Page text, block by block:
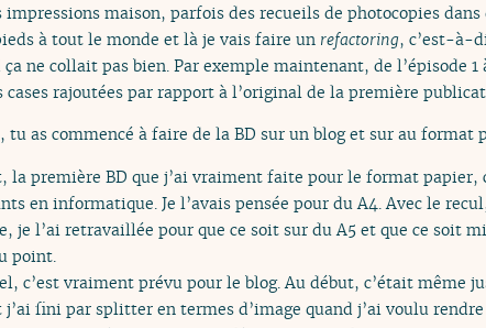
maison, parfois des recueils de photocopies
à tout le monde et là je vais faire un refactoring, c’est-à-
ne collait pas bien. Par exemple maintenant, de l’épisode 1
rajoutées par rapport à l’original de la première
tu as commencé à faire de la BD sur un blog et sur au format
la première BD que j’ai vraiment faite pour le format papier,
en informatique. Je l’avais pensée pour du A4. Avec le
je l’ai retravaillée pour que ce soit sur du A5 et que ce soit
point.
c’est vraiment prévu pour le blog. Au début, c’était même
fini par splitter en termes d’image quand j’ai voulu